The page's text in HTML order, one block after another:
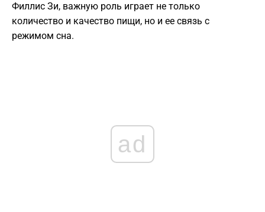
Филлис Зи, важную роль играет не только
количество и качество пищи, но и ее связь с
режимом сна.
ad